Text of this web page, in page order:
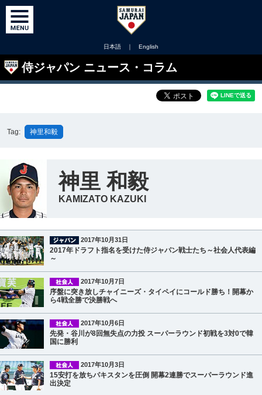
日本語 ｜ English
侍ジャパン ニュース・コラム
Tag: 神里和毅
神里 和毅
KAMIZATO KAZUKI
2017年10月31日
2017年ドラフト指名を受けた侍ジャパン戦士たち～社会人代表編
～
2017年10月7日
序盤に突き放しチャイニーズ・タイペイにコールド勝ち！開幕か
ら4戦全勝で決勝戦へ
2017年10月6日
先発・谷川が8回無失点の力投 スーパーラウンド初戦を3対0で韓
国に勝利
2017年10月3日
15安打を放ちパキスタンを圧倒 開幕2連勝でスーパーラウンド進
出決定